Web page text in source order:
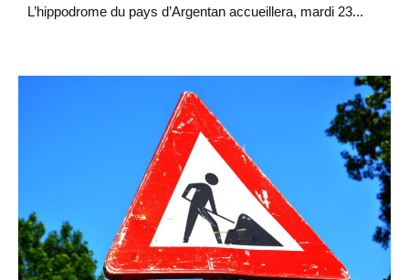
L’hippodrome du pays d’Argentan accueillera, mardi 23...